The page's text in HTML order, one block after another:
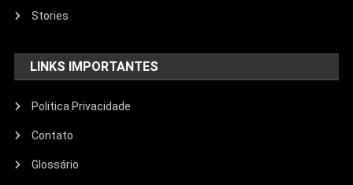
Stories
LINKS IMPORTANTES
Politica Privacidade
Contato
Glossário